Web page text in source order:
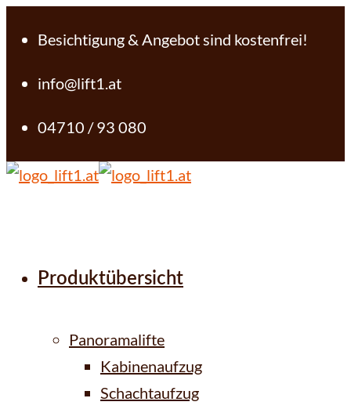
Besichtigung & Angebot sind kostenfrei!
info@lift1.at
04710 / 93 080
Produktübersicht
Panoramalifte
Kabinenaufzug
Schachtaufzug